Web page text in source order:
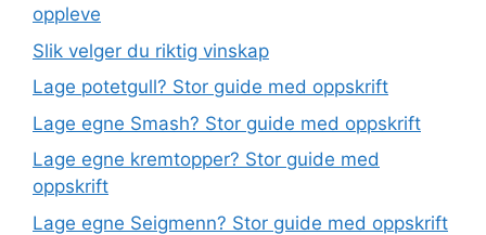
oppleve
Slik velger du riktig vinskap
Lage potetgull? Stor guide med oppskrift
Lage egne Smash? Stor guide med oppskrift
Lage egne kremtopper? Stor guide med
oppskrift
Lage egne Seigmenn? Stor guide med oppskrift